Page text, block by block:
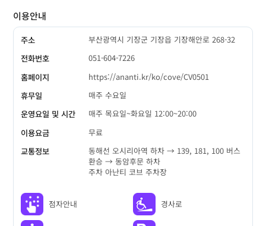
이용안내
주소
부산광역시 기장군 기장읍 기장해안로 268-32
전화번호
051-604-7226
홈페이지
https://ananti.kr/ko/cove/CV0501
휴무일
매주 수요일
운영요일 및 시간
매주 목요일~화요일 12:00~20:00
이용요금
무료
교통정보
동해선 오시리아역 하차 → 139, 181, 100 버스
환승 → 동암후문 하차
주차 아난티 코브 주차장
점자안내 경사로